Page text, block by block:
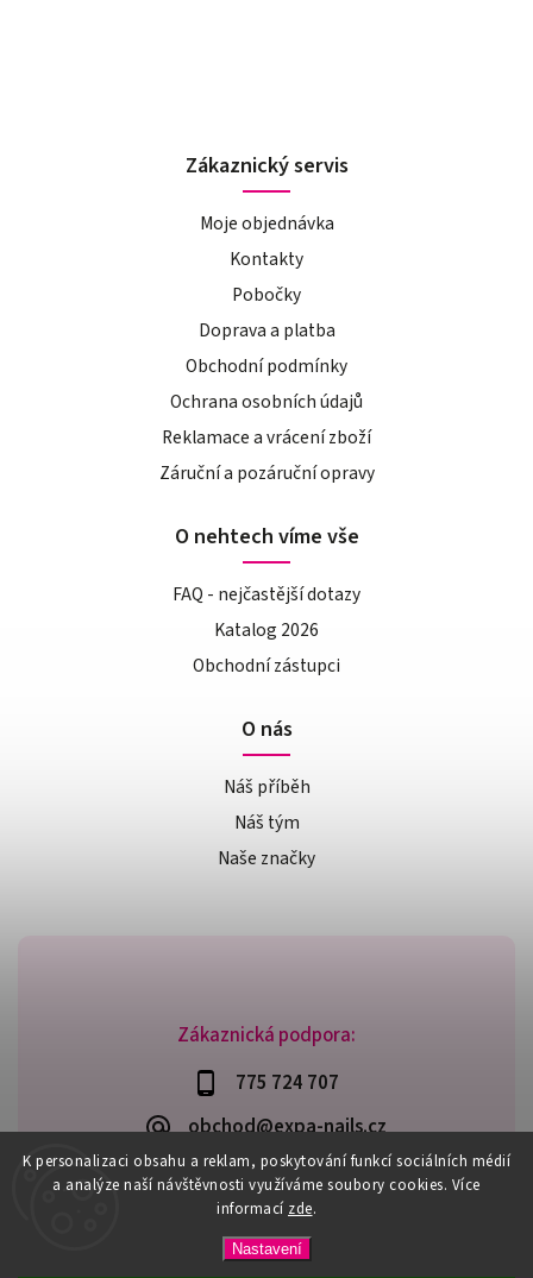
K personalizaci obsahu a reklam, poskytování funkcí sociálních médií
a analýze naší návštěvnosti využíváme soubory cookies. Více
informací zde.
Nastavení
Zákaznická podpora:
775 724 707
obchod@expa-nails.cz
Zákaznický servis
Moje objednávka
Kontakty
Pobočky
Doprava a platba
Obchodní podmínky
Ochrana osobních údajů
Reklamace a vrácení zboží
Záruční a pozáruční opravy
O nehtech víme vše
FAQ - nejčastější dotazy
Katalog 2026
Obchodní zástupci
O nás
Náš příběh
Náš tým
Naše značky
Expanails.cz. Všechna práva vyhrazena.
Upravit nastavení cookies